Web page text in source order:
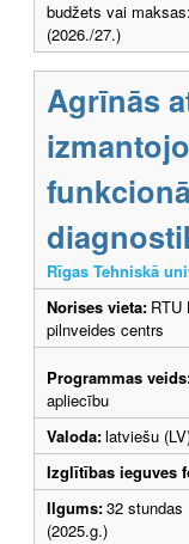
budžets vai
(2026./27.)
Agrīnās
Rīgas Tehniskā
Norises vieta: RTU
pilnveides centrs
Programmas
apliecību
Valoda:latviešu
Izglītības ieguves
Ilgums:32 stundas
(2025.g.)